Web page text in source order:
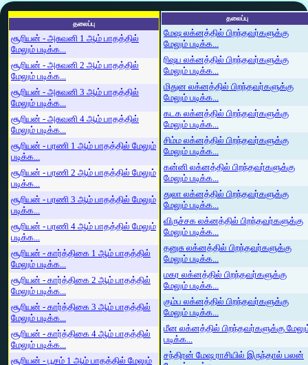
தலைப்பு
சூரியன் - அசுவனி 1 ஆம் பாதத்தில்
மேலும் படிக்க...
சூரியன் - அசுவனி 2 ஆம் பாதத்தில்
மேலும் படிக்க...
சூரியன் - அசுவனி 3 ஆம் பாதத்தில்
மேலும் படிக்க...
சூரியன் - அசுவனி 4 ஆம் பாதத்தில்
மேலும் படிக்க...
சூரியன் - பரணி 1 ஆம் பாதத்தில் மேலும்
படிக்க...
சூரியன் - பரணி 2 ஆம் பாதத்தில் மேலும்
படிக்க...
சூரியன் - பரணி 3 ஆம் பாதத்தில் மேலும்
படிக்க...
சூரியன் - பரணி 4 ஆம் பாதத்தில் மேலும்
படிக்க...
சூரியன் - கார்த்திகை 1 ஆம் பாதத்தில்
மேலும் படிக்க...
சூரியன் - கார்த்திகை 2 ஆம் பாதத்தில்
மேலும் படிக்க...
சூரியன் - கார்த்திகை 3 ஆம் பாதத்தில்
மேலும் படிக்க...
சூரியன் - கார்த்திகை 4 ஆம் பாதத்தில்
மேலும் படிக்க...
சூரியன் - பூசம் 1 ஆம் பாதத்தில் மேலும்
தலைப்பு
மேஷ லக்னத்தில் பிறந்தவர்களுக்கு
மேலும் படிக்க...
ரிஷப லக்னத்தில் பிறந்தவர்களுக்கு
மேலும் படிக்க...
மிதுன லக்னத்தில் பிறந்தவர்களுக்கு
மேலும் படிக்க...
கடக லக்னத்தில் பிறந்தவர்களுக்கு
மேலும் படிக்க...
சிம்ம லக்னத்தில் பிறந்தவர்களுக்கு
மேலும் படிக்க...
கன்னி லக்னத்தில் பிறந்தவர்களுக்கு
மேலும் படிக்க...
துலா லக்னத்தில் பிறந்தவர்களுக்கு
மேலும் படிக்க...
விருச்சக லக்னத்தில் பிறந்தவர்களுக்கு
மேலும் படிக்க...
தனுசு லக்னத்தில் பிறந்தவர்களுக்கு
மேலும் படிக்க...
மகர லக்னத்தில் பிறந்தவர்களுக்கு
மேலும் படிக்க...
கும்ப லக்னத்தில் பிறந்தவர்களுக்கு
மேலும் படிக்க...
மீன லக்னத்தில் பிறந்தவர்களுக்கு
படிக்க...
சந்திரன் மேஷ ராசியில் இருந்தால் பலன்